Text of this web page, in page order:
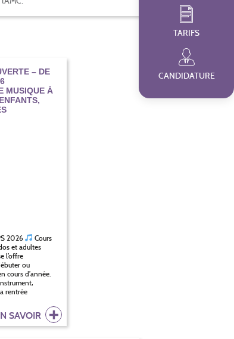
TARIFS
CANDIDATURE
– DE
MUSIQUE À
2026
Cours
et adultes
l’offre
ou
cours d’année.
rentrée
SAVOIR